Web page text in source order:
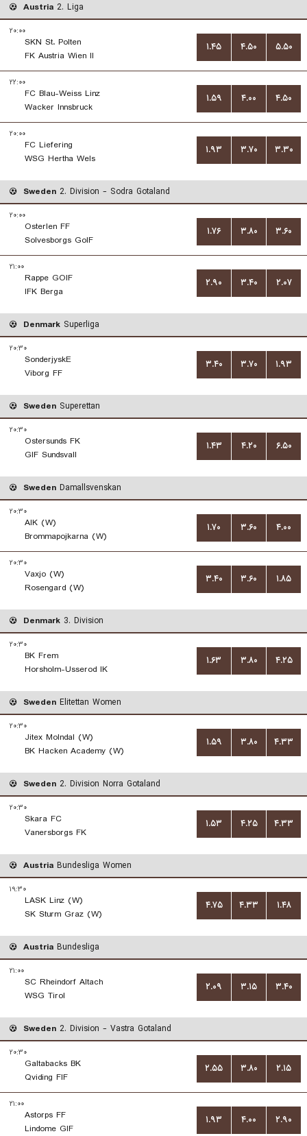
Austria 2. Liga
۲۰:۰۰
SKN St. Polten
FK Austria Wien II
۱.۴۵ ۴.۵۰ ۵.۵۰
۲۲:۰۰
FC Blau-Weiss Linz
Wacker Innsbruck
۱.۵۹ ۴.۰۰ ۴.۵۰
۲۰:۰۰
FC Liefering
WSG Hertha Wels
۱.۹۳ ۳.۷۰ ۳.۳۰
Sweden 2. Division - Sodra Gotaland
۲۰:۰۰
Osterlen FF
Solvesborgs GoIF
۱.۷۶ ۳.۸۰ ۳.۶۰
۲۱:۰۰
Rappe GOIF
IFK Berga
۲.۹۰ ۳.۴۰ ۲.۰۷
Denmark Superliga
۲۰:۳۰
SonderjyskE
Viborg FF
۳.۴۰ ۳.۷۰ ۱.۹۳
Sweden Superettan
۲۰:۳۰
Ostersunds FK
GIF Sundsvall
۱.۴۳ ۴.۲۰ ۶.۵۰
Sweden Damallsvenskan
۲۰:۳۰
AIK (W)
Brommapojkarna (W)
۱.۷۰ ۳.۶۰ ۴.۰۰
۲۰:۳۰
Vaxjo (W)
Rosengard (W)
۳.۴۰ ۳.۶۰ ۱.۸۵
Denmark 3. Division
۲۰:۳۰
BK Frem
Horsholm-Usserod IK
۱.۶۳ ۳.۸۰ ۴.۲۵
Sweden Elitettan Women
۲۰:۳۰
Jitex Molndal (W)
BK Hacken Academy (W)
۱.۵۹ ۳.۸۰ ۴.۳۳
Sweden 2. Division Norra Gotaland
۲۰:۳۰
Skara FC
Vanersborgs FK
۱.۵۳ ۴.۲۵ ۴.۳۳
Austria Bundesliga Women
۱۹:۳۰
LASK Linz (W)
SK Sturm Graz (W)
۴.۷۵ ۴.۳۳ ۱.۴۸
Austria Bundesliga
۲۱:۰۰
SC Rheindorf Altach
WSG Tirol
۲.۰۹ ۳.۱۵ ۳.۴۰
Sweden 2. Division - Vastra Gotaland
۲۰:۳۰
Galtabacks BK
Qviding FIF
۲.۵۵ ۳.۸۰ ۲.۱۵
۲۱:۰۰
Astorps FF
Lindome GIF
۱.۹۳ ۴.۰۰ ۲.۹۰